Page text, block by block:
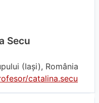
Secu
(Iaşi), România
catalina.secu